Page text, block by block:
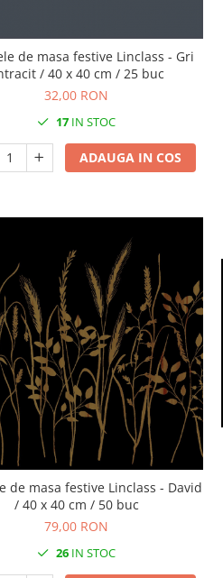
de masa festive Linclass - Gri
/ 40 x 40 cm / 25 buc
32,00 RON
17 IN STOC
ADAUGA IN COS
de masa festive Linclass - David
/ 40 x 40 cm / 50 buc
79,00 RON
26 IN STOC